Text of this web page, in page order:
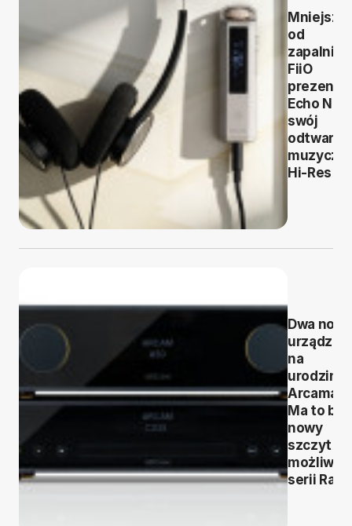
Mniejszy
od
FiiO
Echo
swój
Hi-Res
Dwa
na
urodziny
Arcama.
Ma to być
nowy
szczyt
serii